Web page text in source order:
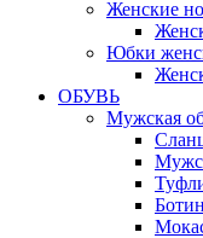
Женские
Юбки
ОБУВЬ
Мужская